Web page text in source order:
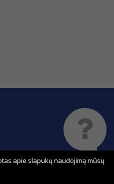
Sprendimas:
apie slapukų naudojimą mūsų